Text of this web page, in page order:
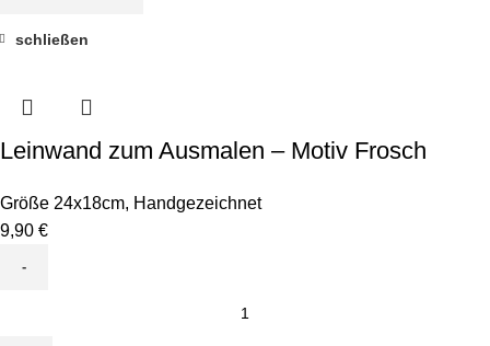
schließen
Leinwand zum Ausmalen – Motiv Frosch
Größe 24x18cm, Handgezeichnet
9,90 €